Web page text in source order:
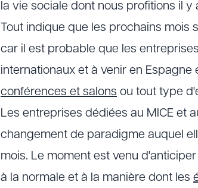
la vie sociale dont nous profitions il y
Tout indique que les prochains
car il est probable que les
internationaux et à venir en
conférences et salons ou tout type
Les entreprises dédiées au MICE et
changement de paradigme auquel
mois. Le moment est venu
à la normale et à la manière dont les